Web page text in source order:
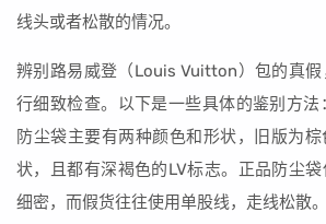
线头或者松散的情况。
辨别路易威登（Louis Vuitton）包的真
行细致检查。以下是一些具体的鉴别方法
防尘袋主要有两种颜色和形状，旧版为
状，且都有深褐色的LV标志。正品防尘
细密，而假货往往使用单股线，走线松散。